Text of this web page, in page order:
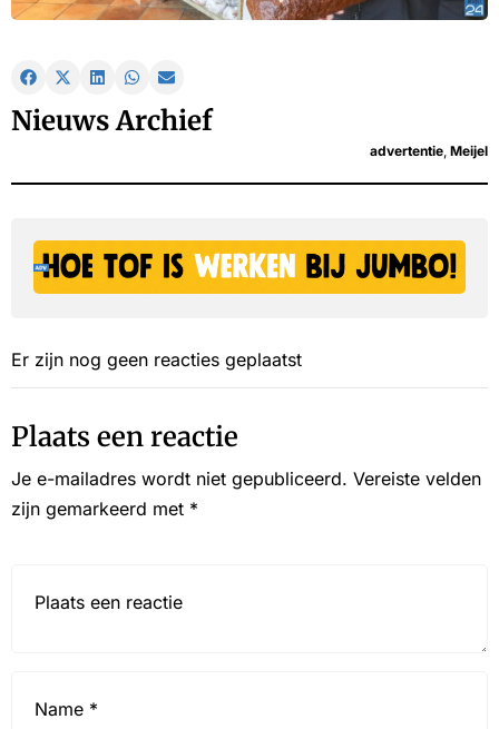
Nieuws Archief
advertentie Meijel
Er zijn nog geen reacties geplaatst
Plaats een reactie
Je e-mailadres wordt niet gepubliceerd. Vereiste velden
zijn gemarkeerd met *